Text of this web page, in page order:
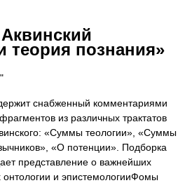
теория познания»
снабженный комментариями
из различных трактатов
«Суммы теологии», «Суммы
«О потенции». Подборка
представление о важнейших
онтологии и эпистемологииФомы